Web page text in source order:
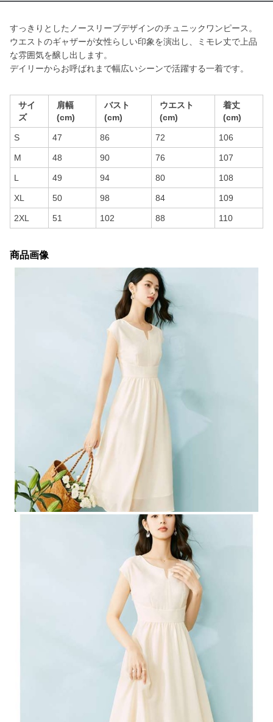
すっきりとしたノースリーブデザインのチュニックワンピース。
ウエストのギャザーが女性らしい印象を演出し、ミモレ丈で上品
な雰囲気を醸し出します。
デイリーからお呼ばれまで幅広いシーンで活躍する一着です。
サイ
ズ
肩幅
(cm)
バスト
(cm)
ウエスト
(cm)
着丈
(cm)
S 47 86 72 106
M 48 90 76 107
L 49 94 80 108
XL 50 98 84 109
2XL 51 102 88 110
商品画像